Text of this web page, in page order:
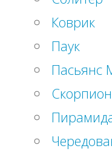
Коврик
Паук
Пасьянс
Скорпион